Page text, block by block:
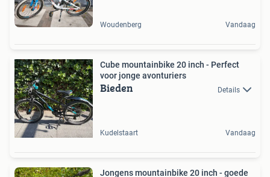
Woudenberg Vandaag
Cube mountainbike 20 inch - Perfect
voor jonge avonturiers
Bieden Details
Kudelstaart Vandaag
Jongens mountainbike 20 inch - goede